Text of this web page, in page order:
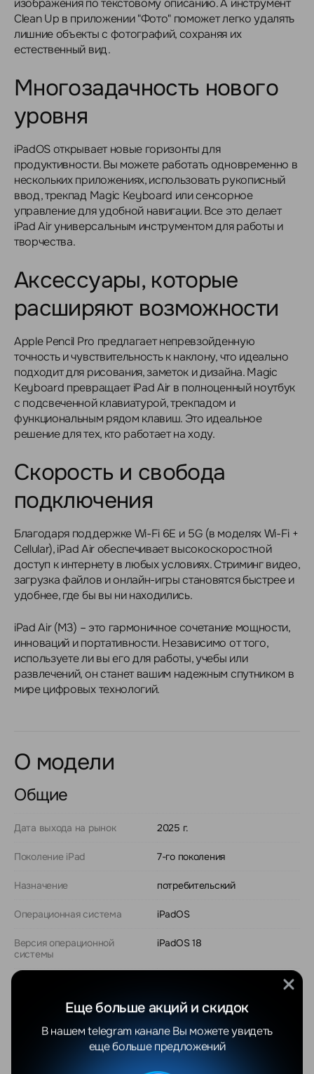
изображения по текстовому описанию. А инструмент
Clean Up в приложении "Фото" поможет легко удалять
лишние объекты с фотографий, сохраняя их
естественный вид.
Многозадачность нового
уровня
iPadOS открывает новые горизонты для
продуктивности. Вы можете работать одновременно в
нескольких приложениях, использовать рукописный
ввод, трекпад Magic Keyboard или сенсорное
управление для удобной навигации. Все это делает
iPad Air универсальным инструментом для работы и
творчества.
Аксессуары, которые
расширяют возможности
Apple Pencil Pro предлагает непревзойденную
точность и чувствительность к наклону, что идеально
подходит для рисования, заметок и дизайна. Magic
Keyboard превращает iPad Air в полноценный ноутбук
с подсвеченной клавиатурой, трекпадом и
функциональным рядом клавиш. Это идеальное
решение для тех, кто работает на ходу.
Скорость и свобода
подключения
Благодаря поддержке Wi-Fi 6E и 5G (в моделях Wi-Fi +
Cellular), iPad Air обеспечивает высокоскоростной
доступ к интернету в любых условиях. Стриминг видео,
загрузка файлов и онлайн-игры становятся быстрее и
удобнее, где бы вы ни находились.
iPad Air (M3) – это гармоничное сочетание мощности,
инноваций и портативности. Независимо от того,
используете ли вы его для работы, учебы или
развлечений, он станет вашим надежным спутником в
мире цифровых технологий.
О модели
Общие
Дата выхода на рынок 2025 г.
Поколение iPad 7-го поколения
Назначение потребительский
Операционная система iPadOS
Версия операционной
системы
iPadOS 18
Разрешение экрана 2360x1640
Еще больше акций и скидок
В нашем telegram канале Вы можете увидеть
еще больше предложений